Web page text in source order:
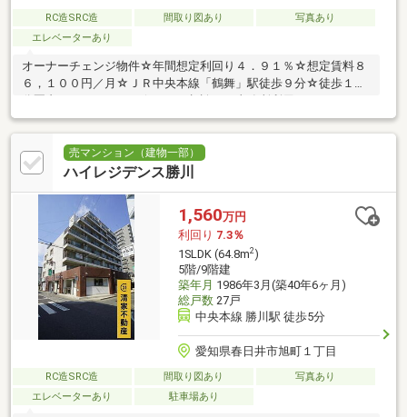
RC造SRC造 間取り図あり
写真あり
エレベーターあり
オーナーチェンジ物件☆年間想定利回り４．９１％☆想定賃料８
６，１００円／月☆ＪＲ中央本線「鶴舞」駅徒歩９分☆徒歩１０
売マンション（建物一部）
ハイレジデンス勝川
1,560万円
利回り 7.3％
1SLDK (64.8m2)
5階/9階建
築年月 1986年3月(築40年6ヶ月)
総戸数27戸
中央本線 勝川駅 徒歩5分
愛知県春日井市旭町１丁目
RC造SRC造 間取り図あり
写真あり
エレベーターあり
駐車場あり